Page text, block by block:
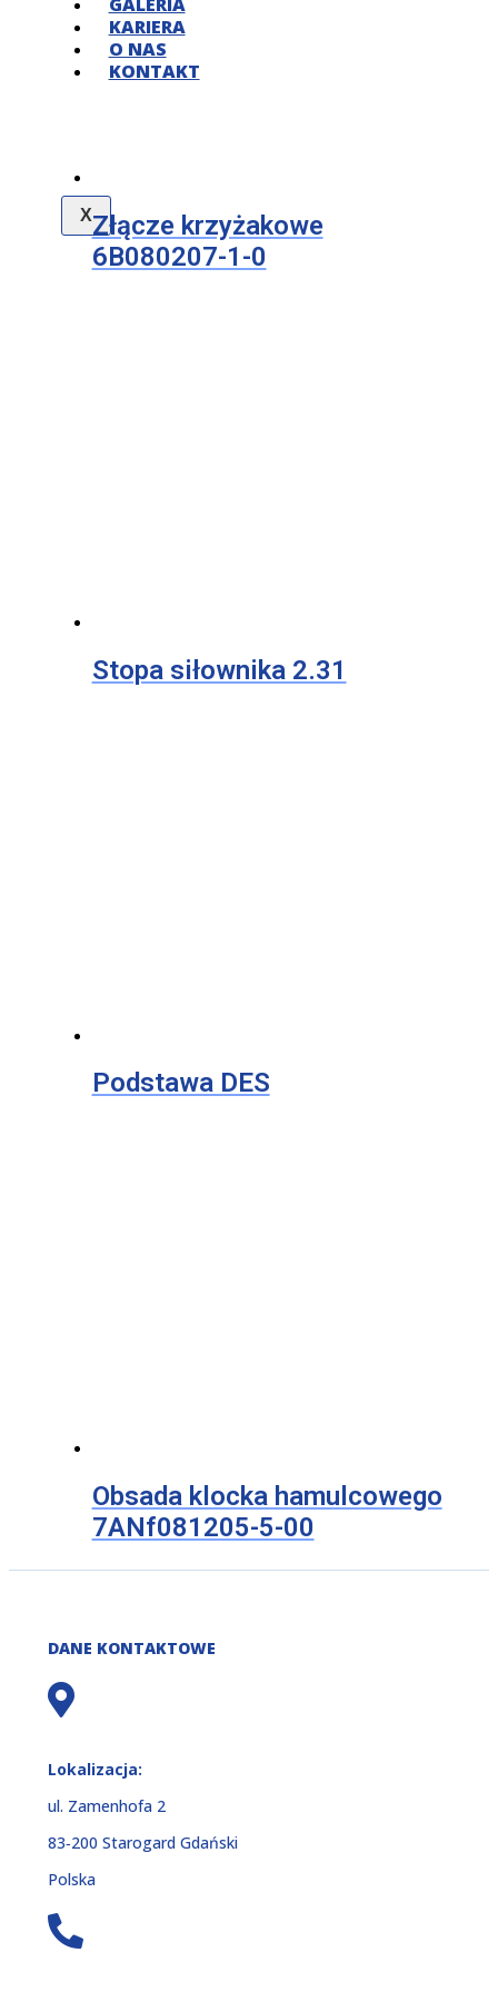
KARIERA
O NAS
KONTAKT
XZłącze krzyżakowe
6B080207-1-0
Stopa siłownika 2.31
Podstawa DES
Obsada klocka hamulcowego
7ANf081205-5-00
DANE KONTAKTOWE
Lokalizacja:
ul. Zamenhofa 2
83‑200 Starogard Gdański
Polska